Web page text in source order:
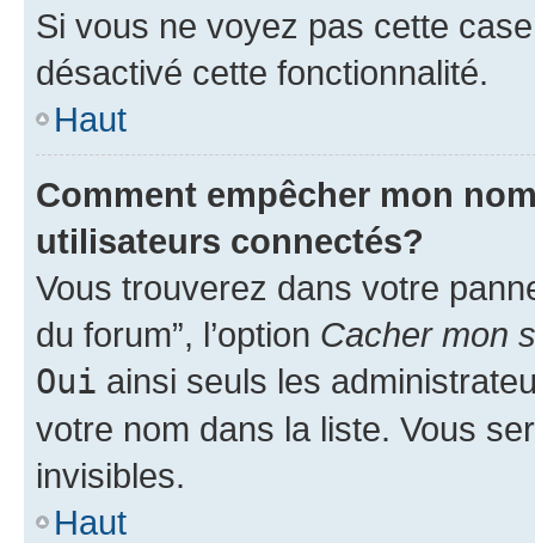
Si vous ne voyez pas cette
désactivé cette fonctionnalité.
Haut
Comment empêcher mon
utilisateurs connectés?
Vous trouverez dans votre
du forum”, l’option Cacher mon
Oui ainsi seuls les
votre nom dans la liste. Vous
invisibles.
Haut